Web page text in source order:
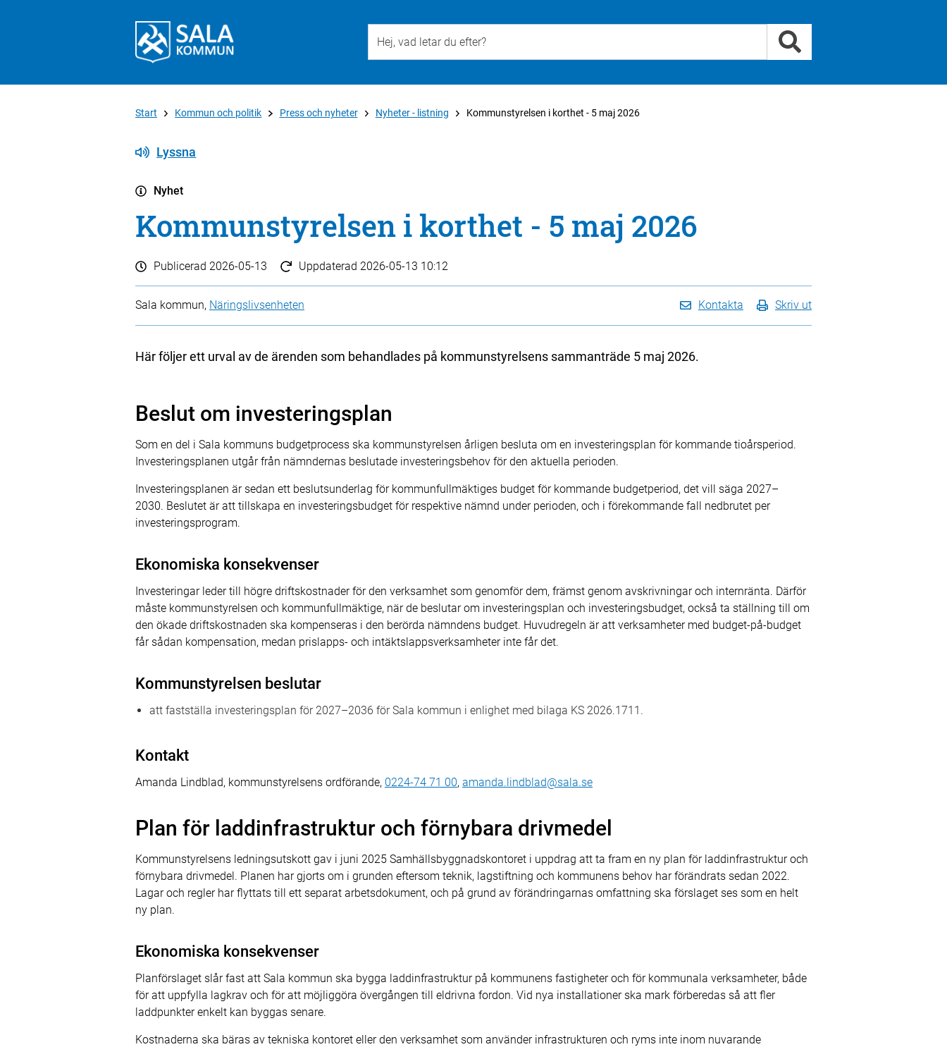
Start Kommun och politik Press och nyheter Nyheter - listning Kommunstyrelsen i korthet - 5 maj 2026
Lyssna
Nyhet
Kommunstyrelsen i korthet - 5 maj 2026
Publicerad 2026-05-13 Uppdaterad 2026-05-13 10:12
Sala kommun, Näringslivsenheten Kontakta Skriv ut
Här följer ett urval av de ärenden som behandlades på kommunstyrelsens sammanträde 5 maj 2026.
Beslut om investeringsplan
Som en del i Sala kommuns budgetprocess ska kommunstyrelsen årligen besluta om en investeringsplan för kommande tioårsperiod.
Investeringsplanen utgår från nämndernas beslutade investeringsbehov för den aktuella perioden.
Investeringsplanen är sedan ett beslutsunderlag för kommunfullmäktiges budget för kommande budgetperiod, det vill säga 2027–
2030. Beslutet är att tillskapa en investeringsbudget för respektive nämnd under perioden, och i förekommande fall nedbrutet per
investeringsprogram.
Ekonomiska konsekvenser
Investeringar leder till högre driftskostnader för den verksamhet som genomför dem, främst genom avskrivningar och internränta. Därför
måste kommunstyrelsen och kommunfullmäktige, när de beslutar om investeringsplan och investeringsbudget, också ta ställning till om
den ökade driftskostnaden ska kompenseras i den berörda nämndens budget. Huvudregeln är att verksamheter med budget-på-budget
får sådan kompensation, medan prislapps- och intäktslappsverksamheter inte får det.
Kommunstyrelsen beslutar
att fastställa investeringsplan för 2027–2036 för Sala kommun i enlighet med bilaga KS 2026.1711.
Kontakt
Amanda Lindblad, kommunstyrelsens ordförande, 0224-74 71 00, amanda.lindblad@sala.se
Plan för laddinfrastruktur och förnybara drivmedel
Kommunstyrelsens ledningsutskott gav i juni 2025 Samhällsbyggnadskontoret i uppdrag att ta fram en ny plan för laddinfrastruktur och
förnybara drivmedel. Planen har gjorts om i grunden eftersom teknik, lagstiftning och kommunens behov har förändrats sedan 2022.
Lagar och regler har flyttats till ett separat arbetsdokument, och på grund av förändringarnas omfattning ska förslaget ses som en helt
ny plan.
Ekonomiska konsekvenser
Planförslaget slår fast att Sala kommun ska bygga laddinfrastruktur på kommunens fastigheter och för kommunala verksamheter, både
för att uppfylla lagkrav och för att möjliggöra övergången till eldrivna fordon. Vid nya installationer ska mark förberedas så att fler
laddpunkter enkelt kan byggas senare.
Kostnaderna ska bäras av tekniska kontoret eller den verksamhet som använder infrastrukturen och ryms inte inom nuvarande